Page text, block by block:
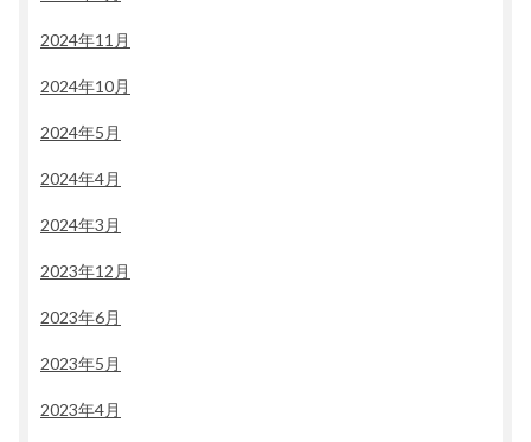
2024年11月
2024年10月
2024年5月
2024年4月
2024年3月
2023年12月
2023年6月
2023年5月
2023年4月